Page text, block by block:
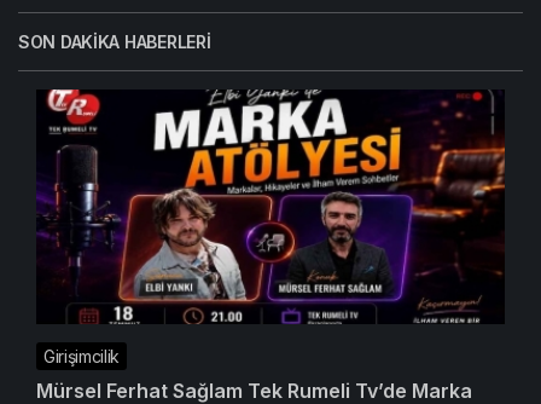
SON DAKIKA HABERLERI
Girişimcilik
Mürsel Ferhat Sağlam Tek Rumeli Tv’de Marka